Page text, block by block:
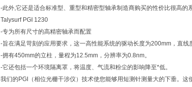
-此外,它还是适合标准型、重型和精密型轴承制造商购买的性价比很高的系
Talysurf PGI 1230
-专为所有尺寸的高精密轴承而配置
-旨在满足苛刻的应用要求，这一高性能系统的驱动长度为200mm，直线
-拥有450mm的立柱，量程为12.5mm，分辨率为0.8nm。
-它还包括一个环境隔离罩，将温度、气流和粉尘的影响降至*低。
我们的PGI（相位光栅干涉仪）技术使您能够用短测针测量大的下垂。